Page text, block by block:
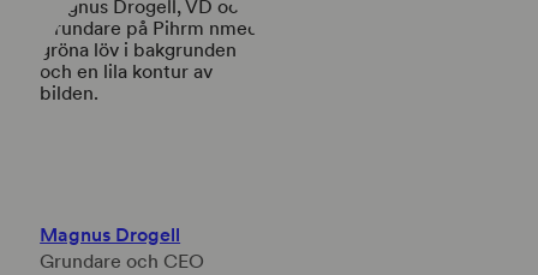
Magnus Drogell
Grundare och CEO